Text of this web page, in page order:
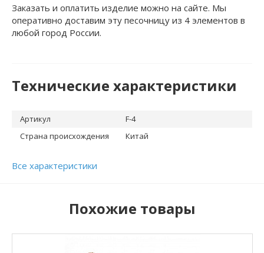
Заказать и оплатить изделие можно на сайте. Мы
оперативно доставим эту песочницу из 4 элементов в
любой город России.
Технические характеристики
Артикул
F-4
Страна происхождения
Китай
Все характеристики
Похожие товары